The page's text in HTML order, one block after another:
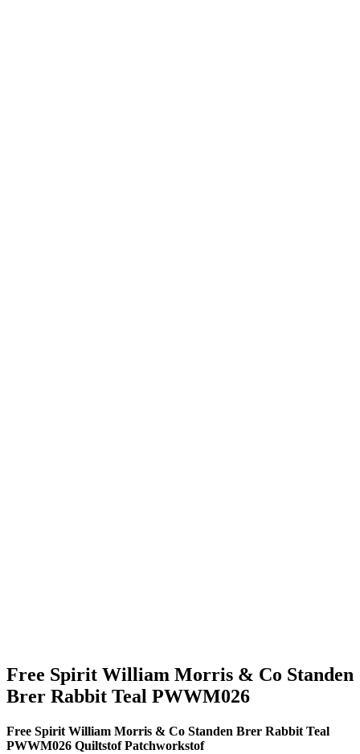
Free Spirit William Morris & Co Standen
Brer Rabbit Teal PWWM026
Free Spirit William Morris & Co Standen Brer Rabbit Teal
PWWM026 Quiltstof Patchworkstof